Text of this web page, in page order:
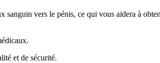
vers le pénis, ce qui vous aidera à
et de sécurité.